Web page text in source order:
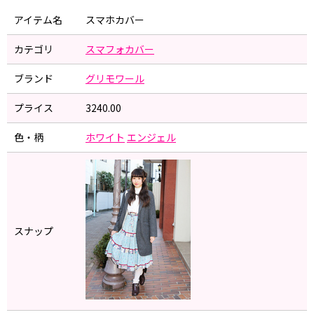
アイテム名 スマホカバー
カテゴリ スマフォカバー
ブランド グリモワール
プライス 3240.00
色・柄 ホワイト エンジェル
スナップ